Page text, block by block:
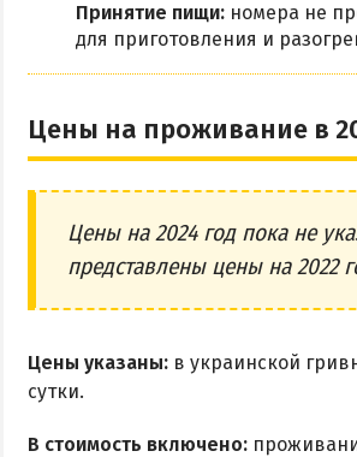
Принятие пищи: номера не
для приготовления и
Цены на проживание в
Цены на 2024 год пока не
представлены цены на 2022
Цены указаны: в украинской
сутки.
В стоимость включено: